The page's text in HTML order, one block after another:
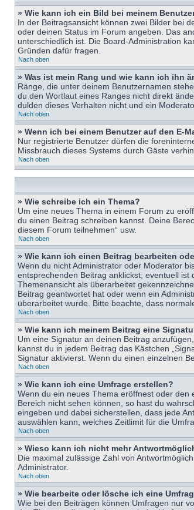
» Wie kann ich ein Bild bei meinem
In der Beitragsansicht können zwei Bilder bei
oder deinen Status im Forum angeben. Das
unterschiedlich ist. Die Board-Administration
Gründen dafür fragen.
Nach oben
» Was ist mein Rang und wie kann ich ihn
Ränge, die unter deinem Benutzernamen
du den Wortlaut eines Ranges nicht direkt
dulden dieses Verhalten nicht und ein
Nach oben
» Wenn ich bei einem Benutzer auf den E-
Nur registrierte Benutzer dürfen die
Missbrauch dieses Systems durch Gäste
Nach oben
» Wie schreibe ich ein Thema?
Um eine neues Thema in einem Forum zu
du einen Beitrag schreiben kannst. Deine
diesem Forum teilnehmen“ usw.
Nach oben
» Wie kann ich einen Beitrag bearbeiten
Wenn du nicht Administrator oder Moderator
entsprechenden Beitrag anklickst; eventuell
Themenansicht als überarbeitet
Beitrag geantwortet hat oder wenn ein
überarbeitet wurde. Bitte beachte, dass
Nach oben
» Wie kann ich meinem Beitrag eine
Um eine Signatur an deinen Beitrag
kannst du in jedem Beitrag das Kästchen
Signatur aktivierst. Wenn du einen einzelnen
Nach oben
» Wie kann ich eine Umfrage erstellen?
Wenn du ein neues Thema eröffnest oder den
Bereich nicht sehen können, so hast du
eingeben und dabei sicherstellen, dass jede
auswählen kann, welches Zeitlimit für die
Nach oben
» Wieso kann ich nicht mehr
Die maximal zulässige Zahl von
Administrator.
Nach oben
» Wie bearbeite oder lösche ich eine
Wie bei den Beiträgen können Umfragen nur